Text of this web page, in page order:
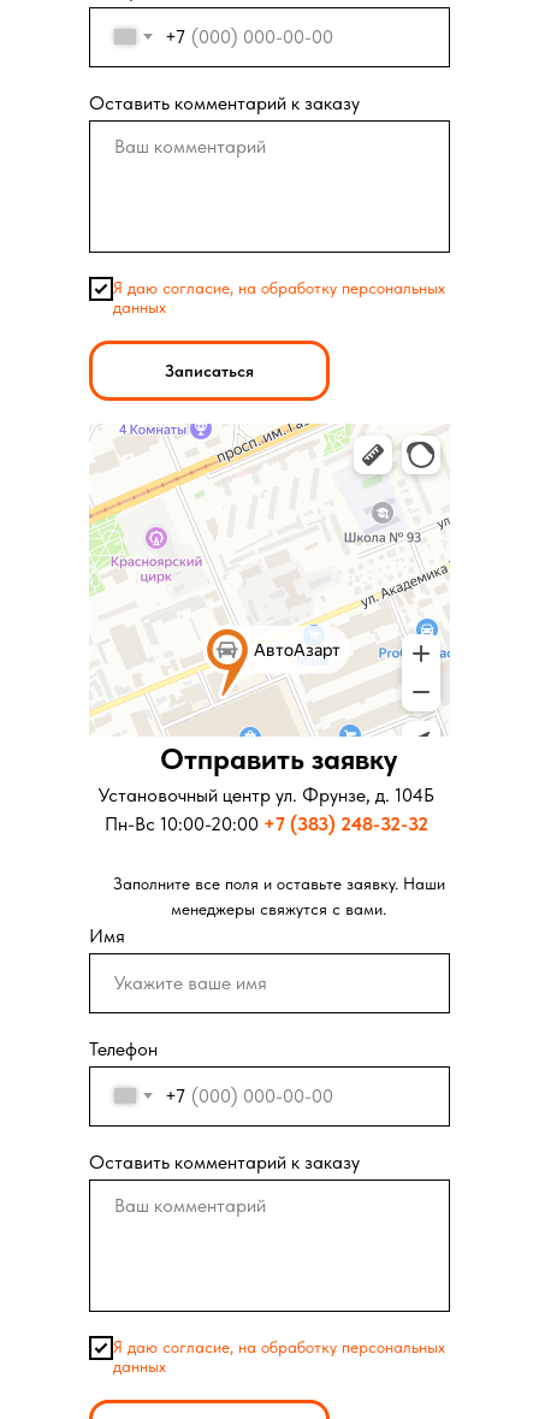
+7
Оставить комментарий к заказу
Я даю согласие, на обработку персональных
данных
Записаться
Отправить заявку
Установочный центр ул. Московская д.281
Пн-Вс 10:00-20:00 +7 (343) 346-73-73
менеджеры свяжутся с вами.
Имя
Телефон
+7
Оставить комментарий к заказу
Я даю согласие, на обработку персональных
данных
Отправить заявку
Установочный центр ул. Фрунзе, д. 104Б
Пн-Вс 10:00-20:00 +7 (383) 248-32-32
Заполните все поля и оставьте заявку. Наши
менеджеры свяжутся с вами.